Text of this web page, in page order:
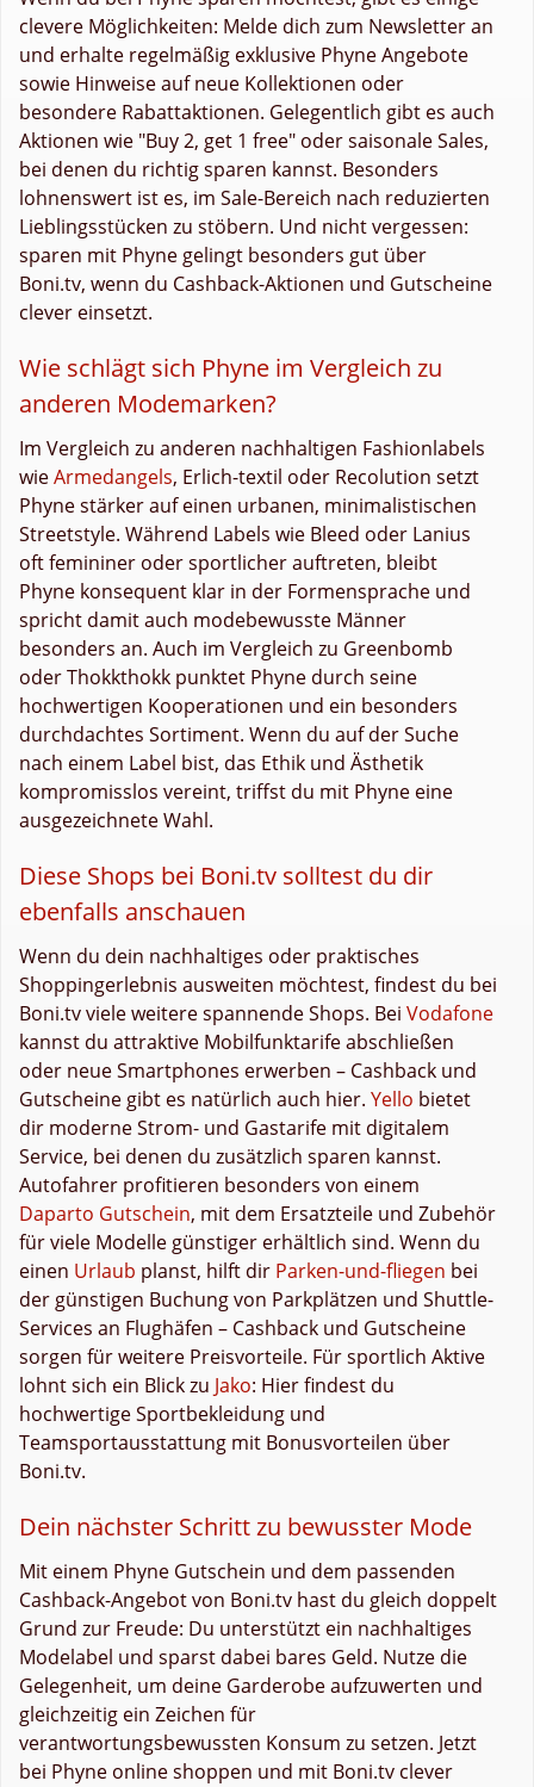
clevere Möglichkeiten: Melde dich zum Newsletter an
und erhalte regelmäßig exklusive Phyne Angebote
sowie Hinweise auf neue Kollektionen oder
besondere Rabattaktionen. Gelegentlich gibt es auch
Aktionen wie "Buy 2, get 1 free" oder saisonale Sales,
bei denen du richtig sparen kannst. Besonders
lohnenswert ist es, im Sale-Bereich nach reduzierten
Lieblingsstücken zu stöbern. Und nicht vergessen:
sparen mit Phyne gelingt besonders gut über
Boni.tv, wenn du Cashback-Aktionen und Gutscheine
clever einsetzt.
Wie schlägt sich Phyne im Vergleich zu
anderen Modemarken?
Im Vergleich zu anderen nachhaltigen Fashionlabels
wieArmedangels, Erlich-textil oder Recolution setzt
Phyne stärker auf einen urbanen, minimalistischen
Streetstyle. Während Labels wie Bleed oder Lanius
oft femininer oder sportlicher auftreten, bleibt
Phyne konsequent klar in der Formensprache und
spricht damit auch modebewusste Männer
besonders an. Auch im Vergleich zu Greenbomb
oder Thokkthokk punktet Phyne durch seine
hochwertigen Kooperationen und ein besonders
durchdachtes Sortiment. Wenn du auf der Suche
nach einem Label bist, das Ethik und Ästhetik
kompromisslos vereint, triffst du mit Phyne eine
ausgezeichnete Wahl.
Diese Shops bei Boni.tv solltest du dir
ebenfalls anschauen
Wenn du dein nachhaltiges oder praktisches
Shoppingerlebnis ausweiten möchtest, findest du bei
Boni.tv viele weitere spannende Shops. Bei Vodafone
kannst du attraktive Mobilfunktarife abschließen
oder neue Smartphones erwerben – Cashback und
Gutscheine gibt es natürlich auch hier. Yello bietet
dir moderne Strom- und Gastarife mit digitalem
Service, bei denen du zusätzlich sparen kannst.
Autofahrer profitieren besonders von einem
Daparto Gutschein, mit dem Ersatzteile und Zubehör
für viele Modelle günstiger erhältlich sind. Wenn du
einen Urlaub planst, hilft dir Parken-und-fliegen bei
der günstigen Buchung von Parkplätzen und Shuttle-
Services an Flughäfen – Cashback und Gutscheine
sorgen für weitere Preisvorteile. Für sportlich Aktive
lohnt sich ein Blick zu Jako: Hier findest du
hochwertige Sportbekleidung und
Teamsportausstattung mit Bonusvorteilen über
Boni.tv.
Dein nächster Schritt zu bewusster Mode
Mit einem Phyne Gutschein und dem passenden
Cashback-Angebot von Boni.tv hast du gleich doppelt
Grund zur Freude: Du unterstützt ein nachhaltiges
Modelabel und sparst dabei bares Geld. Nutze die
Gelegenheit, um deine Garderobe aufzuwerten und
gleichzeitig ein Zeichen für
verantwortungsbewussten Konsum zu setzen. Jetzt
bei Phyne online shoppen und mit Boni.tv clever